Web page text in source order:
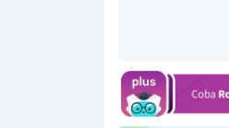
kehidupan di
Dengan